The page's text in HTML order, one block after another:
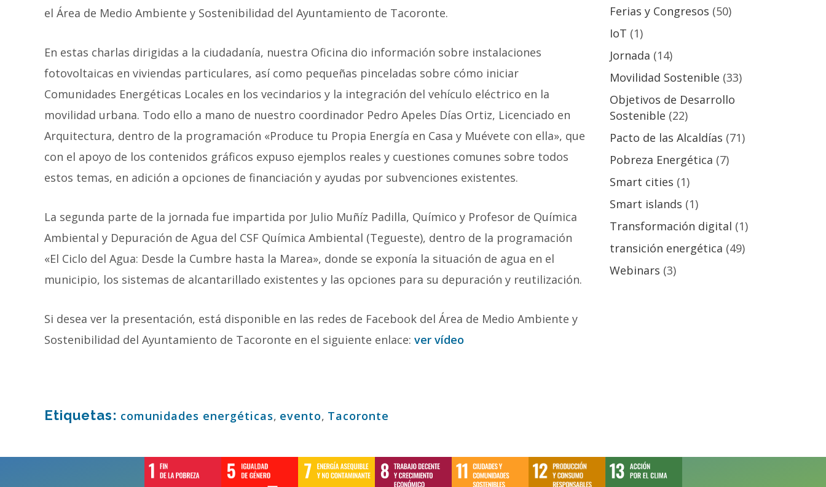
el Área de Medio Ambiente y Sostenibilidad del Ayuntamiento de Tacoronte.
En estas charlas dirigidas a la ciudadanía, nuestra Oficina dio información sobre instalaciones
fotovoltaicas en viviendas particulares, así como pequeñas pinceladas sobre cómo iniciar
Comunidades Energéticas Locales en los vecindarios y la integración del vehículo eléctrico en la
movilidad urbana. Todo ello a mano de nuestro coordinador Pedro Apeles Días Ortiz, Licenciado en
Arquitectura, dentro de la programación «Produce tu Propia Energía en Casa y Muévete con ella», que
con el apoyo de los contenidos gráficos expuso ejemplos reales y cuestiones comunes sobre todos
estos temas, en adición a opciones de financiación y ayudas por subvenciones existentes.
La segunda parte de la jornada fue impartida por Julio Muñíz Padilla, Químico y Profesor de Química
Ambiental y Depuración de Agua del CSF Química Ambiental (Tegueste), dentro de la programación
«El Ciclo del Agua: Desde la Cumbre hasta la Marea», donde se exponía la situación de agua en el
municipio, los sistemas de alcantarillado existentes y las opciones para su depuración y reutilización.
Si desea ver la presentación, está disponible en las redes de Facebook del Área de Medio Ambiente y
Sostenibilidad del Ayuntamiento de Tacoronte en el siguiente enlace: ver vídeo
Etiquetas: comunidades energéticas, evento, Tacoronte
Ferias y Congresos (50)
IoT (1)
Jornada (14)
Movilidad Sostenible (33)
Objetivos de Desarrollo
Sostenible (22)
Pacto de las Alcaldías (71)
Pobreza Energética (7)
Smart cities (1)
Smart islands (1)
Transformación digital (1)
transición energética (49)
Webinars (3)